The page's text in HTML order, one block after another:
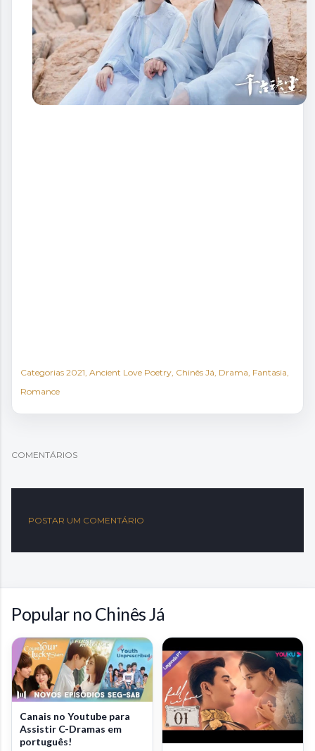
Categorias 2021 Ancient Love Poetry Chinês Já Drama Fantasia
Romance
COMENTÁRIOS
POSTAR UM COMENTÁRIO
Popular no Chinês Já
Canais no Youtube para
Assistir C-Dramas em
português!